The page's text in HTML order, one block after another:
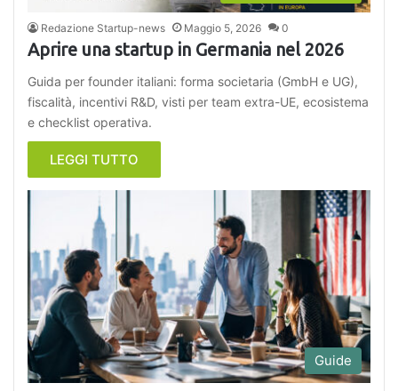
Redazione Startup-news Maggio 5, 2026 0
Aprire una startup in Germania nel 2026
Guida per founder italiani: forma societaria (GmbH e UG),
fiscalità, incentivi R&D, visti per team extra-UE, ecosistema
e checklist operativa.
LEGGI TUTTO
Guide